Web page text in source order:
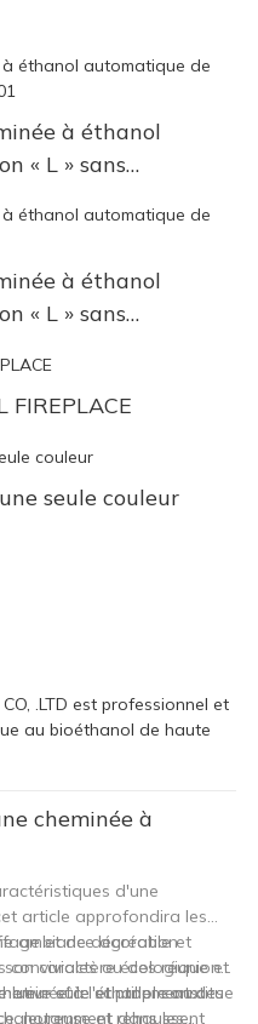
à éthanol
« L » sans
à éthanol
« L » sans
FIREPLACE
seule couleur
.LTD est professionnel et
au bioéthanol de haute
cheminée à
d'une
article approfondira les
et de décoration
caractère écologique et
sûre et propre aux
ambiance agréable et
conviviales ou des réunions
lueur et le scintillement des
et rehaussent
à l'éthanol constitue
notamment dans les